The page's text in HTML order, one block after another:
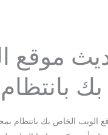
موقع
الويب الخاص بك بانتظام